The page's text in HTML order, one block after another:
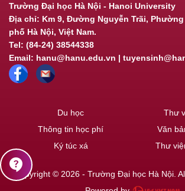
Trường Đại học Hà Nội - Hanoi University
Địa chỉ: Km 9, Đường Nguyễn Trãi,
phố Hà Nội, Việt Nam.
Tel: (84-24) 38544338
Email: hanu@hanu.edu.vn |
Du học
Thông tin học phí
Ký túc xá
Thư
Văn
Thư
Copyright © 2026 - Trường Đại học Hà Nội.
contact_support